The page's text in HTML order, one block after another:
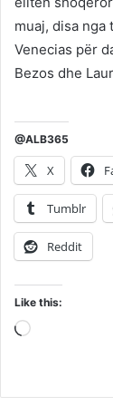
muaj, disa
Venecias për
Bezos dhe
@ALB365
X
Tumblr
Reddit
Like this:
Loading…